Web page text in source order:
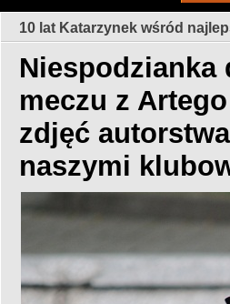
10 lat Katarzynek wśród
Niespodzianka
meczu z
zdjęć
naszymi